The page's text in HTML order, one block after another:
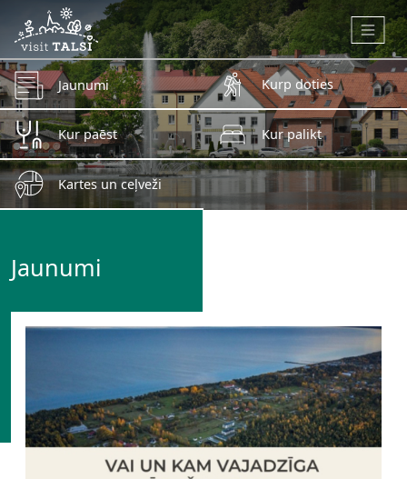
Skip to main content
Jaunumi Kurp doties
Kur paēst Kur palikt
Kartes un ceļveži
Jaunumi